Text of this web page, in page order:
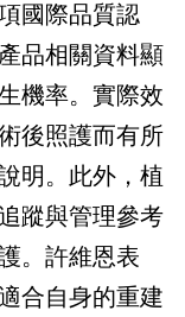
國際品質認
品相關資料顯
機率。實際效
後照護而有所
明。此外，植
蹤與管理參考
。許維恩表
合自身的重建